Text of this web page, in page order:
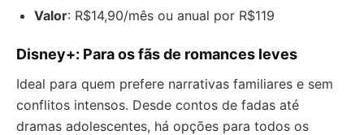
Valor: R$14,90/mês ou anual por R$119
Disney+: Para os fãs de romances leves
Ideal para quem prefere narrativas familiares e sem
conflitos intensos. Desde contos de fadas até
dramas adolescentes, há opções para todos os